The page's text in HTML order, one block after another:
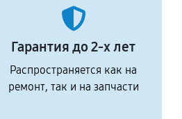
Гарантия до 2-х лет
Распространяется как на
ремонт, так и на запчасти